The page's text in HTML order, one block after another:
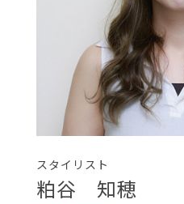
スタイリスト
粕谷 知穂